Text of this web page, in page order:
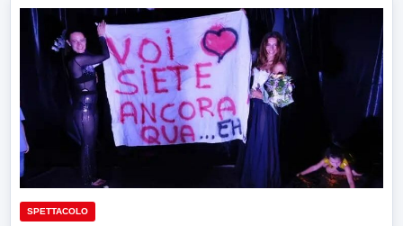
SPETTACOLO